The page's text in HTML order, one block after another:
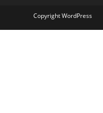
Copyright WordPress